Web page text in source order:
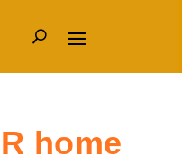
home